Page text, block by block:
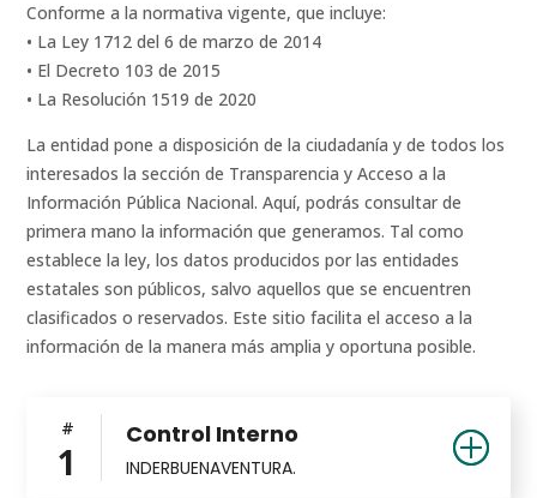
Conforme a la normativa vigente, que incluye:
• La Ley 1712 del 6 de marzo de 2014
• El Decreto 103 de 2015
• La Resolución 1519 de 2020
La entidad pone a disposición de la ciudadanía y de todos los
interesados la sección de Transparencia y Acceso a la
Información Pública Nacional. Aquí, podrás consultar de
primera mano la información que generamos. Tal como
establece la ley, los datos producidos por las entidades
estatales son públicos, salvo aquellos que se encuentren
clasificados o reservados. Este sitio facilita el acceso a la
información de la manera más amplia y oportuna posible.
#
1
Control Interno